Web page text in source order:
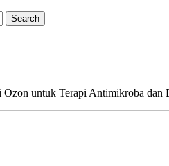
untuk Terapi Antimikroba dan